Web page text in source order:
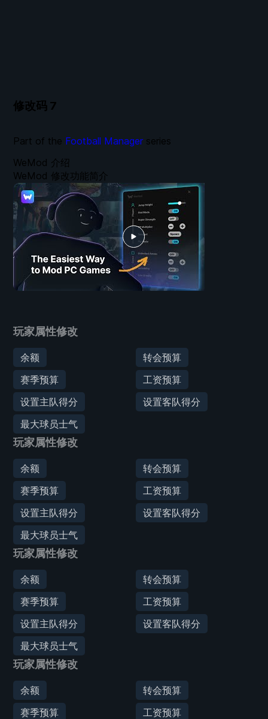
修改码 7
玩家属性修改
余额
转会预算
赛季预算
工资预算
设置主队得分
设置客队得分
最大球员士气
玩家属性修改
余额
转会预算
赛季预算
工资预算
设置主队得分
设置客队得分
最大球员士气
玩家属性修改
余额
转会预算
赛季预算
工资预算
设置主队得分
设置客队得分
最大球员士气
玩家属性修改
余额
转会预算
赛季预算
工资预算
WeMod 介绍
WeMod 修改功能简介
Part of the Football Manager series